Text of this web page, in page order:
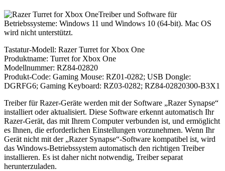
Treiber und Software für
Betriebssysteme: Windows 11 und Windows 10 (64-bit). Mac OS
wird nicht unterstützt.
Tastatur-Modell: Razer Turret for Xbox One
Produktname: Turret for Xbox One
Modellnummer: RZ84-02820
Produkt-Code: Gaming Mouse: RZ01-0282; USB Dongle:
DGRFG6; Gaming Keyboard: RZ03-0282; RZ84-02820300-B3X1
Treiber für Razer-Geräte werden mit der Software „Razer Synapse“
installiert oder aktualisiert. Diese Software erkennt automatisch Ihr
Razer-Gerät, das mit Ihrem Computer verbunden ist, und ermöglicht
es Ihnen, die erforderlichen Einstellungen vorzunehmen. Wenn Ihr
Gerät nicht mit der „Razer Synapse“-Software kompatibel ist, wird
das Windows-Betriebssystem automatisch den richtigen Treiber
installieren. Es ist daher nicht notwendig, Treiber separat
herunterzuladen.